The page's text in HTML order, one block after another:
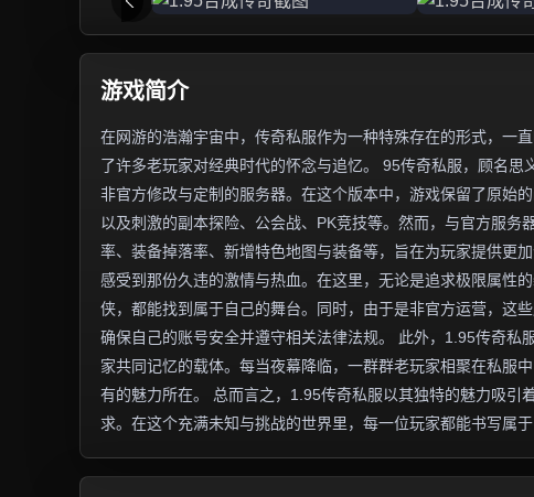
游戏简介
在网游的浩瀚宇宙中，传奇私服作为一种特殊存在的形式，一
了许多老玩家对经典时代的怀念与追忆。 95传奇私服，顾名
非官方修改与定制的服务器。在这个版本中，游戏保留了原始
以及刺激的副本探险、公会战、PK竞技等。然而，与官方服
率、装备掉落率、新增特色地图与装备等，旨在为玩家提供更
感受到那份久违的激情与热血。在这里，无论是追求极限属性
侠，都能找到属于自己的舞台。同时，由于是非官方运营，这
确保自己的账号安全并遵守相关法律法规。 此外，1.95传奇
家共同记忆的载体。每当夜幕降临，一群群老玩家相聚在私服
有的魅力所在。 总而言之，1.95传奇私服以其独特的魅力吸引
求。在这个充满未知与挑战的世界里，每一位玩家都能书写属于